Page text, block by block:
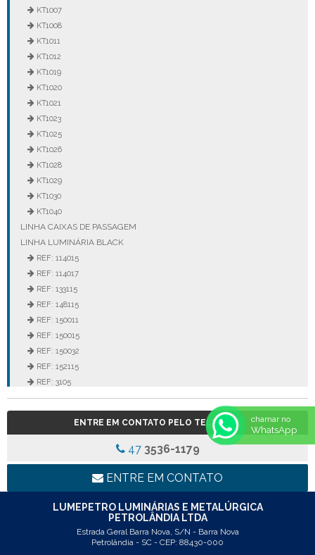
KT1007
KT1008
KT1011
KT1012
KT1019
KT1020
KT1021
KT1023
KT1025
KT1026
KT1028
KT1029
KT1030
KT1040
LINHA CAIXAS DE PASSAGEM
LINHA LUMINÁRIA BLACK
REF: 114015
REF: 114017
REF: 133115
REF: 148115
REF: 150011
REF: 150015
REF: 150032
REF: 152115
REF: 3105
REF: 3106
REF: 5105
LINHA LUMINÁRIA COMERCIAL DE EMBUTIR
REF: 102005
REF: 103005
REF: 105015
ENTRE EM CONTATO PELO TELEFONE
47 3536-1179
ENTRE EM CONTATO
LUMEPETRO LUMINÁRIAS E METALÚRGICA
PETROLÂNDIA LTDA
Estrada Geral Barra Nova, S/N - Barra Nova
Petrolândia - SC - CEP: 88430-000
chamar no
WhatsApp